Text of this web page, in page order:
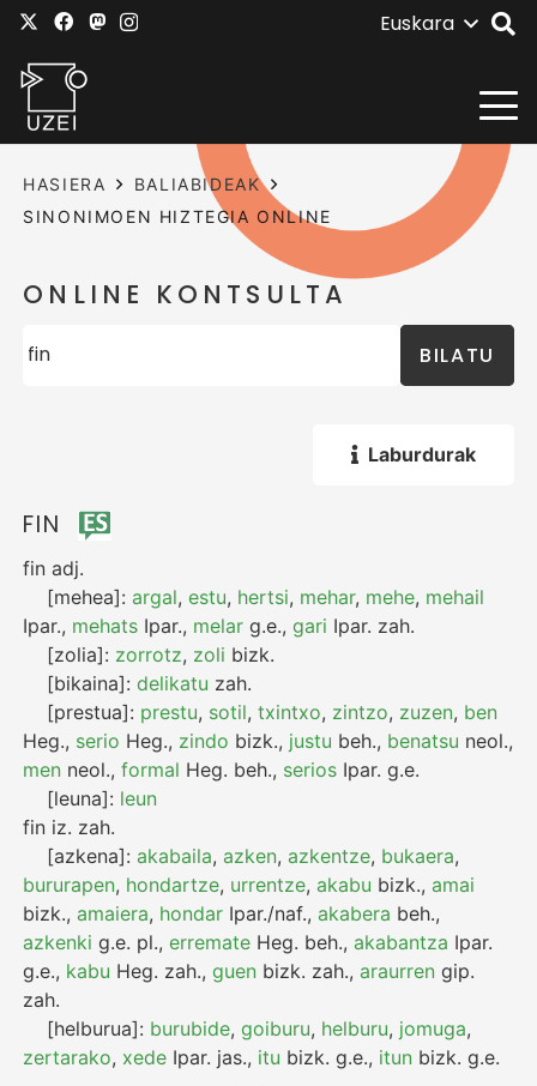
Euskara
HASIERA
BALIABIDEAK
SINONIMOEN HIZTEGIA ONLINE
ONLINE KONTSULTA
BILATU
Laburdurak
FIN
fin adj.
[mehea]:argal,estu, hertsi, mehar, mehe, mehail
Ipar., mehats Ipar., melar g.e.,gari Ipar. zah.
[zolia]: zorrotz, zoli bizk.
[bikaina]:delikatu zah.
[prestua]: prestu, sotil,txintxo, zintzo, zuzen, ben
Heg., serio Heg., zindo bizk., justu beh., benatsu neol.,
men neol.,formal Heg. beh., serios Ipar. g.e.
[leuna]: leun
fin iz. zah.
[azkena]:akabaila,azken,azkentze, bukaera,
bururapen, hondartze, urrentze,akabu bizk.,amai
bizk.,amaiera, hondar Ipar./naf.,akabera beh.,
azkenki g.e. pl.,erremate Heg. beh.,akabantza Ipar.
g.e., kabu Heg. zah.,guen bizk. zah.,araurren gip.
zah.
[helburua]: burubide,goiburu, helburu, jomuga,
zertarako, xede Ipar. jas., itu bizk. g.e., itun bizk. g.e.